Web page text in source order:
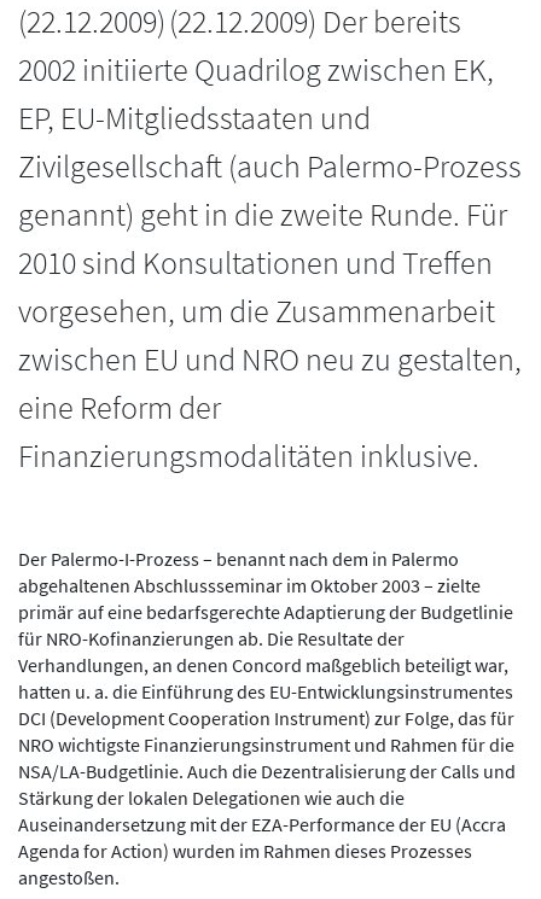
(22.12.2009) (22.12.2009) Der bereits
2002 initiierte Quadrilog zwischen EK,
EP, EU-Mitgliedsstaaten und
Zivilgesellschaft (auch Palermo-Prozess
genannt) geht in die zweite Runde. Für
2010 sind Konsultationen und Treffen
vorgesehen, um die Zusammenarbeit
zwischen EU und NRO neu zu gestalten,
eine Reform der
Finanzierungsmodalitäten inklusive.
Der Palermo-I-Prozess – benannt nach dem in Palermo
abgehaltenen Abschlussseminar im Oktober 2003 – zielte
primär auf eine bedarfsgerechte Adaptierung der Budgetlinie
für NRO-Kofinanzierungen ab. Die Resultate der
Verhandlungen, an denen Concord maßgeblich beteiligt war,
hatten u. a. die Einführung des EU-Entwicklungsinstrumentes
DCI (Development Cooperation Instrument) zur Folge, das für
NRO wichtigste Finanzierungsinstrument und Rahmen für die
NSA/LA-Budgetlinie. Auch die Dezentralisierung der Calls und
Stärkung der lokalen Delegationen wie auch die
Auseinandersetzung mit der EZA-Performance der EU (Accra
Agenda for Action) wurden im Rahmen dieses Prozesses
angestoßen.